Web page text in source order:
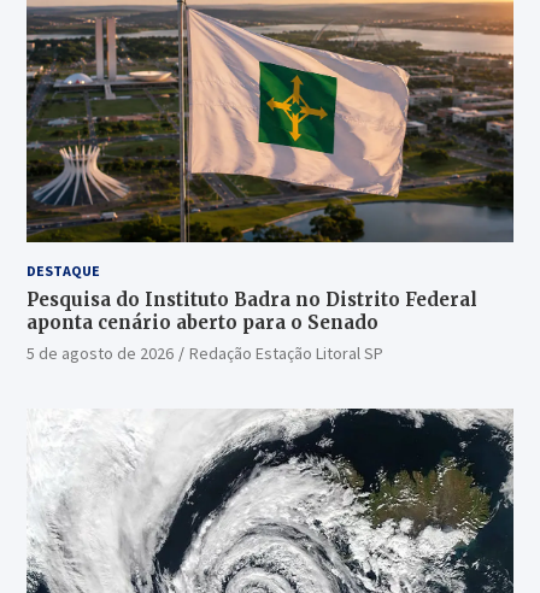
DESTAQUE
Pesquisa do Instituto Badra no Distrito Federal
aponta cenário aberto para o Senado
5 de agosto de 2026 Redação Estação Litoral SP